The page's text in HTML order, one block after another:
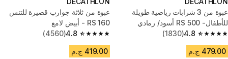
عبوة من 3 شرابات رياضية طويلة
للأطفال- RS 500 أسود/ رمادي
4.8
4.8 out of 5 stars from 1830 reviews
(1830)
479.00 ج.م
عبوة من ثلاثة جوارب قصيرة للتنس
RS 160 - أبيض لامع
4.8
4.8 out of 5 stars from 4560 reviews
(4560)
419.00 ج.م